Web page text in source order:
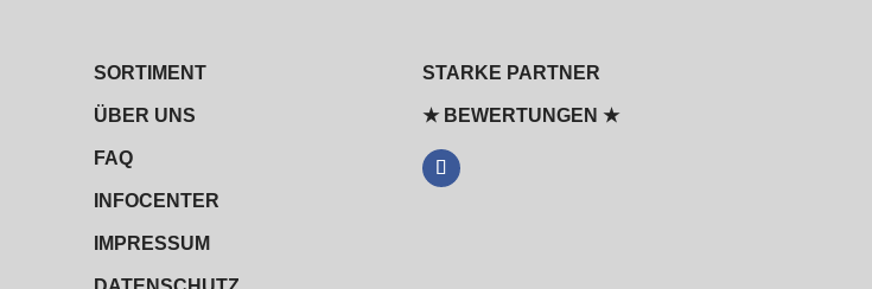
SORTIMENT
ÜBER UNS
FAQ
INFOCENTER
IMPRESSUM
STARKE PARTNER
★ BEWERTUNGEN ★